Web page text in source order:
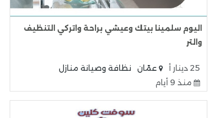
اليوم سلمينا بيتك وعيشي براحة واتركي التنظيف
والتر
25 دينار أ عمّان
نظافة وصيانة منازل
منذ 9 أيام